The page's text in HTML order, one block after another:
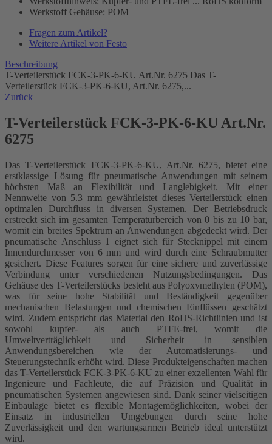
Werkstoff Gehäuse: POM
Fragen zum Artikel?
Weitere Artikel von Festo
Beschreibung
T-Verteilerstück FCK-3-PK-6-KU Art.Nr. 6275 Das T-
Verteilerstück FCK-3-PK-6-KU, Art.Nr. 6275,...
Zurück
T-Verteilerstück FCK-3-PK-6-KU Art.Nr.
6275
Das T-Verteilerstück FCK-3-PK-6-KU, Art.Nr. 6275, bietet eine
erstklassige Lösung für pneumatische Anwendungen mit seinem
höchsten Maß an Flexibilität und Langlebigkeit. Mit einer
Nennweite von 5.3 mm gewährleistet dieses Verteilerstück einen
optimalen Durchfluss in diversen Systemen. Der Betriebsdruck
erstreckt sich im gesamten Temperaturbereich von 0 bis zu 10 bar,
womit ein breites Spektrum an Anwendungen abgedeckt wird. Der
pneumatische Anschluss 1 eignet sich für Stecknippel mit einem
Innendurchmesser von 6 mm und wird durch eine Schraubmutter
gesichert. Diese Features sorgen für eine sichere und zuverlässige
Verbindung unter verschiedenen Nutzungsbedingungen. Das
Gehäuse des T-Verteilerstücks besteht aus Polyoxymethylen (POM),
was für seine hohe Stabilität und Beständigkeit gegenüber
mechanischen Belastungen und chemischen Einflüssen geschätzt
wird. Zudem entspricht das Material den RoHS-Richtlinien und ist
sowohl kupfer- als auch PTFE-frei, womit die
Umweltverträglichkeit und Sicherheit in sensiblen
Anwendungsbereichen wie der Automatisierungs- und
Steuerungstechnik erhöht wird. Diese Produkteigenschaften machen
das T-Verteilerstück FCK-3-PK-6-KU zu einer exzellenten Wahl für
Ingenieure und Fachleute, die auf Präzision und Qualität in
pneumatischen Systemen angewiesen sind. Dank seiner vielseitigen
Einbaulage bietet es flexible Montagemöglichkeiten, wobei der
Einsatz in industriellen Umgebungen durch seine hohe
Zuverlässigkeit und den wartungsarmen Betrieb ideal unterstützt
wird.